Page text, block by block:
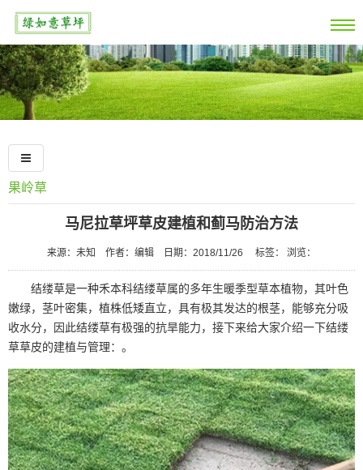
果岭草
马尼拉草坪草皮建植和蓟马防治方法
来源：未知 作者：编辑 日期：2018/11/26 标签： 浏览：
结缕草是一种禾本科结缕草属的多年生暖季型草本植物，其叶色
嫩绿，茎叶密集，植株低矮直立，具有极其发达的根茎，能够充分吸
收水分，因此结缕草有极强的抗旱能力，接下来给大家介绍一下结缕
草草皮的建植与管理：。